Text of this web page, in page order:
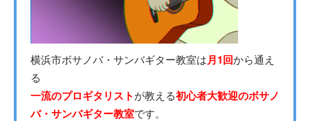
横浜市ボサノバ・サンバギター教室は月1回から通え
る
一流のプロギタリストが教える初心者大歓迎のボサノ
バ・サンバギター教室です。